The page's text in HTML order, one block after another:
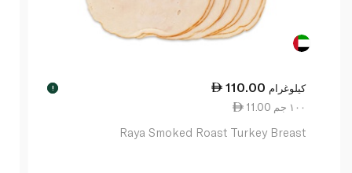
110.00 كيلوغرام !
11.00 ١٠٠ جم
Raya Smoked Roast Turkey Breast